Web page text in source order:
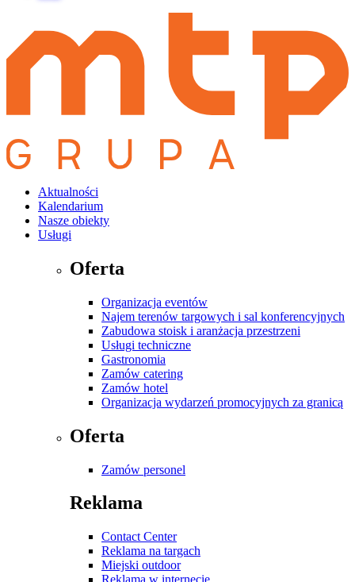
Aktualności
Kalendarium
Nasze obiekty
Usługi
Oferta
Organizacja eventów
Najem terenów targowych i sal konferencyjnych
Zabudowa stoisk i aranżacja przestrzeni
Usługi techniczne
Gastronomia
Zamów catering
Zamów hotel
Organizacja wydarzeń promocyjnych za granicą
Oferta
Zamów personel
Reklama
Contact Center
Reklama na targach
Miejski outdoor